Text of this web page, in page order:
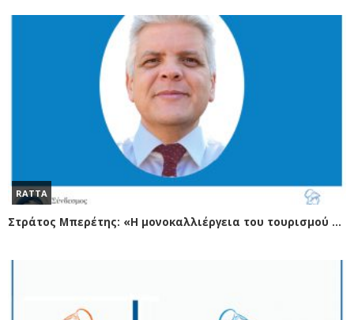
RATTA
Στράτος Μπερέτης: «Η μονοκαλλιέργεια του τουρισμού κάνει την Κρήτη ευάλωτη»